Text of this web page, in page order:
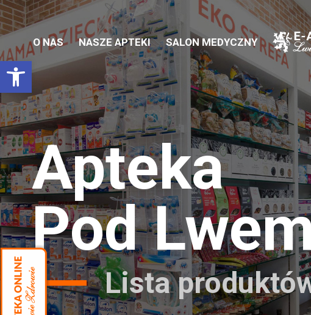
Otwórz pasek narzędzi
O NAS NASZE APTEKI SALON MEDYCZNY
Apteka
Pod
Lista